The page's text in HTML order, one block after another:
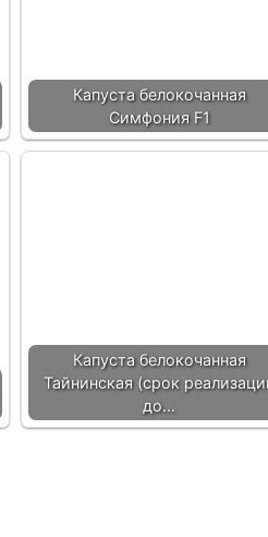
Капуста белокочанная
Симфония F1
Капуста белокочанная
Тайнинская (срок
до…